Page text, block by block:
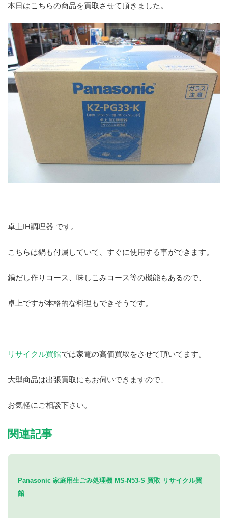
本日はこちらの商品を買取させて頂きました。
卓上IH調理器 です。
こちらは鍋も付属していて、すぐに使用する事ができます。
鍋だし作りコース、味しこみコース等の機能もあるので、
卓上ですが本格的な料理もできそうです。
リサイクル買館では家電の高価買取をさせて頂いてます。
大型商品は出張買取にもお伺いできますので、
お気軽にご相談下さい。
関連記事
Panasonic 家庭用生ごみ処理機 MS-N53-S 買取 リサイクル買
館